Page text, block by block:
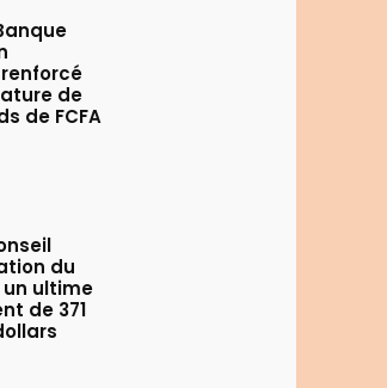
de
de FCFA
du
un ultime
de 371